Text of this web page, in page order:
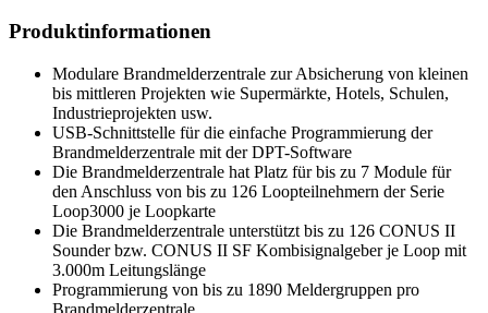
Produktinformationen
Modulare Brandmelderzentrale zur Absicherung von kleinen
bis mittleren Projekten wie Supermärkte, Hotels, Schulen,
Industrieprojekten usw.
USB-Schnittstelle für die einfache Programmierung der
Brandmelderzentrale mit der DPT-Software
Die Brandmelderzentrale hat Platz für bis zu 7 Module für
den Anschluss von bis zu 126 Loopteilnehmern der Serie
Loop3000 je Loopkarte
Die Brandmelderzentrale unterstützt bis zu 126 CONUS II
Sounder bzw. CONUS II SF Kombisignalgeber je Loop mit
3.000m Leitungslänge
Programmierung von bis zu 1890 Meldergruppen pro
Brandmelderzentrale